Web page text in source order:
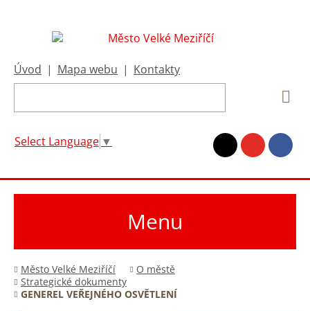
Úvod | Mapa webu | Kontakty
Select Language ▼
Menu
Město Velké Meziříčí
O městě
Strategické dokumenty
GENEREL VEŘEJNÉHO OSVĚTLENÍ